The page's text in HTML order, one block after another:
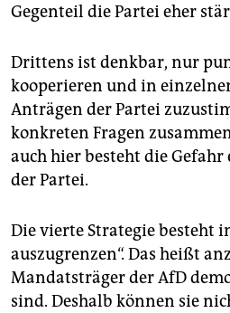
Gegenteil die Partei eher
Drittens ist denkbar, nur
kooperieren und in
Anträgen der Partei
konkreten Fragen
auch hier besteht die
der Partei.
Die vierte Strategie besteht
auszugrenzen“. Das heißt
Mandatsträger der AfD
sind. Deshalb können sie